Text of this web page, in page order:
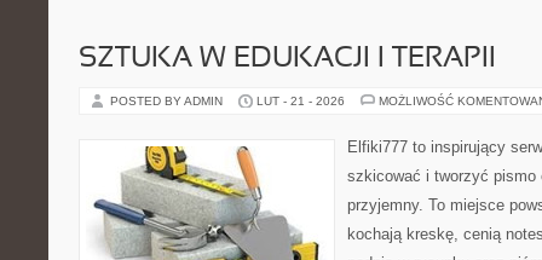
SZTUKA W EDUKACJI I TERAPII
POSTED BY ADMIN LUT - 21 - 2026 MOŻLIWOŚĆ
Elfiki777 to inspirujący
szkicować i tworzyć pismo
przyjemny. To miejsce
kochają kreskę, cenią